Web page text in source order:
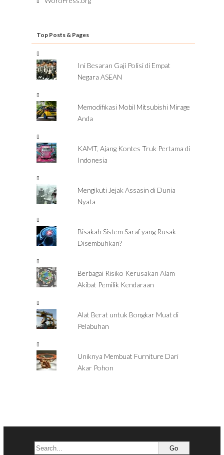
Top Posts & Pages
Ini Besaran Gaji Polisi di Empat
Negara ASEAN
Memodifikasi Mobil Mitsubishi Mirage
Anda
KAMT, Ajang Kontes Truk Pertama di
Indonesia
Mengikuti Jejak Assasin di Dunia
Nyata
Bisakah Sistem Saraf yang Rusak
Disembuhkan?
Berbagai Risiko Kerusakan Alam
Akibat Pemilik Kendaraan
Alat Berat untuk Bongkar Muat di
Pelabuhan
Uniknya Membuat Furniture Dari
Akar Pohon